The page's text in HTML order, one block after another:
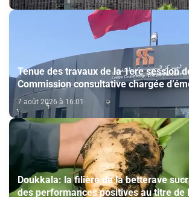
Tenue des travaux de la 1ere session
Commission consultative chargée
sur la délivrance de la carte du
cinéma (CCM)
7 août 2026 à 16:01
Doukkala: la filière de la betterave
des performances positives au titre de